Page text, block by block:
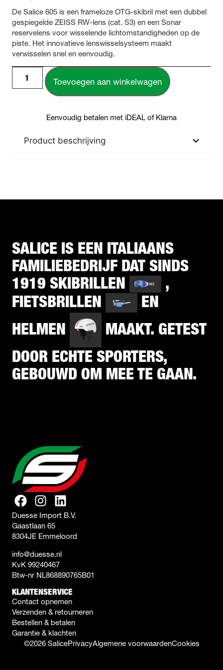
De Salice 605 is een frameloze OTG-skibril met een dubbel
gespiegelde ZEISS RW-lens (cat. S3) en een Sonar
reservelens voor wisselende lichtomstandigheden op de
piste. Het innovatieve lenswisselsysteem maakt
verwisselen snel en eenvoudig.
Toevoegen aan winkelwagen
Eenvoudig betalen met iDEAL of Klarna
Product beschrijving
SALICE IS EEN ITALIAANS
FAMILIEBEDRIJF DAT SINDS
1919 SKIBRILLEN
,
FIETSBRILLEN
EN
HELMEN
MAAKT. GETEST
DOOR ECHTE SPORTERS,
GEBOUWD OM MEE TE GAAN.
Duesse Import B.V.
Gaastlaan 65
8304JE Emmeloord
info@duesse.nl
KvK 99240467
Btw-nr NL868890765B01
KLANTENSERVICE
Contact opnemen
Verzenden & retourneren
Bestellen & betalen
Garantie & klachten
©2026 SalicePrivacyAlgemene voorwaardenCookies